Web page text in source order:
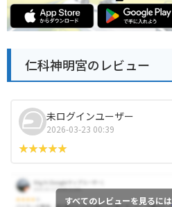
仁科神明宮のレビュー
未ログインユーザー
2026-03-23 00:39
すべてのレビューを見るには